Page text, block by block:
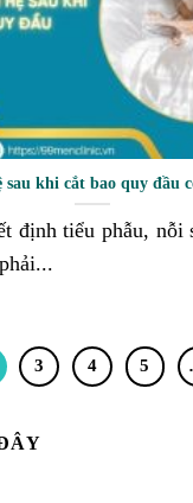
sau khi cắt bao quy đầu
định tiểu phẫu, nỗi
3 4 5